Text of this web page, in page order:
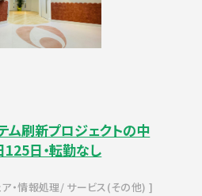
ム刷新プロジェクトの中
日・転勤なし
・情報処理 サービス(その他)